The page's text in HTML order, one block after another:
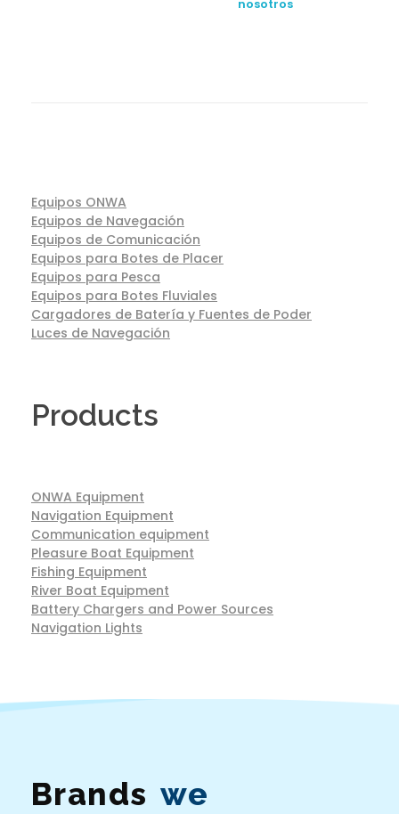
nosotros
Equipos ONWA
Equipos de Navegación
Equipos de Comunicación
Equipos para Botes de Placer
Equipos para Pesca
Equipos para Botes Fluviales
Cargadores de Batería y Fuentes de Poder
Luces de Navegación
Products
ONWA Equipment
Navigation Equipment
Communication equipment
Pleasure Boat Equipment
Fishing Equipment
River Boat Equipment
Battery Chargers and Power Sources
Navigation Lights
Brands we